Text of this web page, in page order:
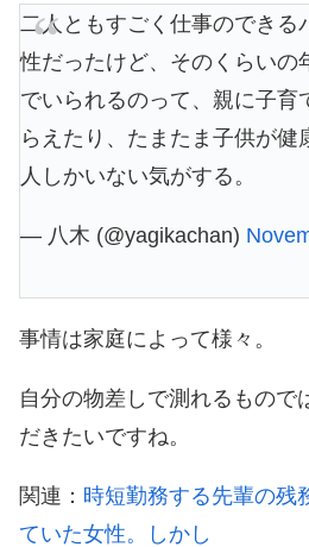
二人ともすごく仕事のできる
性だったけど、そのくらいの
でいられるのって、親に子育
らえたり、たまたま子供が健
人しかいない気がする。
— 八木 (@yagikachan)
事情は家庭によって様々。
自分の物差しで測れるもので
だきたいですね。
関連： 時短勤務する先輩の残
ていた女性。しかし